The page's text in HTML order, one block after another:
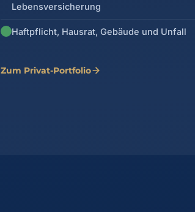
Lebensversicherung
Haftpflicht, Hausrat, Gebäude und Unfall
Zum Privat-Portfolio